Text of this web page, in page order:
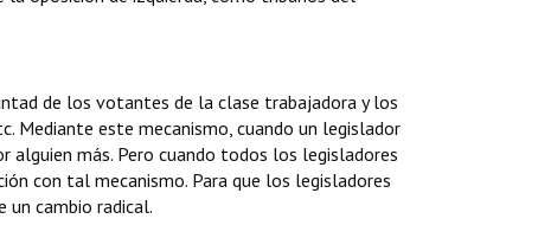
de los votantes de la clase trabajadora y los
Mediante este mecanismo, cuando un legislador
más. Pero cuando todos los legisladores
con tal mecanismo. Para que los legisladores
cambio radical.